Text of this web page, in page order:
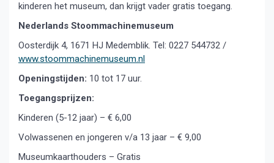
kinderen het museum, dan krijgt vader gratis toegang.
Nederlands Stoommachinemuseum
Oosterdijk 4, 1671 HJ Medemblik. Tel: 0227 544732 /
www.stoommachinemuseum.nl
Openingstijden: 10 tot 17 uur.
Toegangsprijzen:
Kinderen (5-12 jaar) – € 6,00
Volwassenen en jongeren v/a 13 jaar – € 9,00
Museumkaarthouders – Gratis